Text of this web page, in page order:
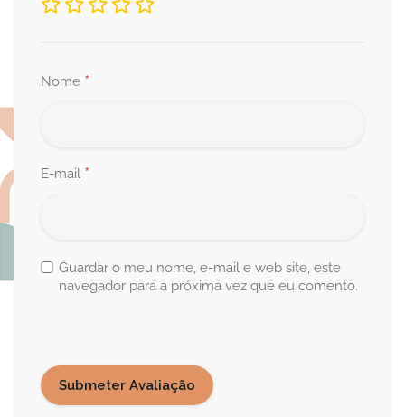
Nome *
E-mail *
Guardar o meu nome, e-mail e web site, este
navegador para a próxima vez que eu comento.